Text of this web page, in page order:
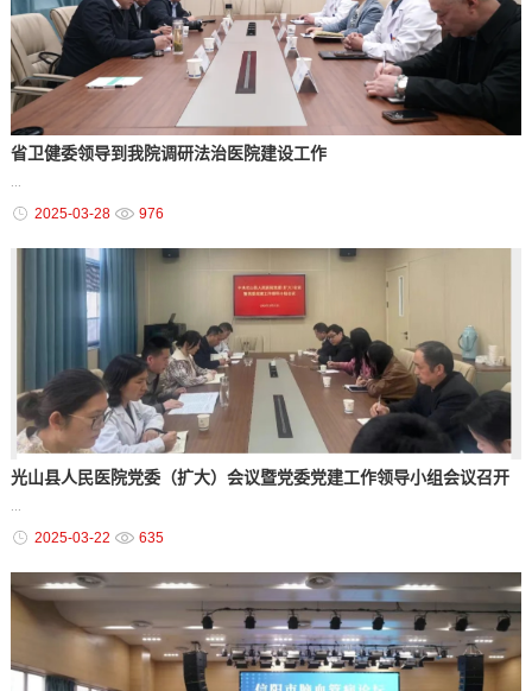
省卫健委领导到我院调研法治医院建设工作
...
2025-03-28 976
光山县人民医院党委（扩大）会议暨党委党建工作领导小组会议召开
2025-03-22 635